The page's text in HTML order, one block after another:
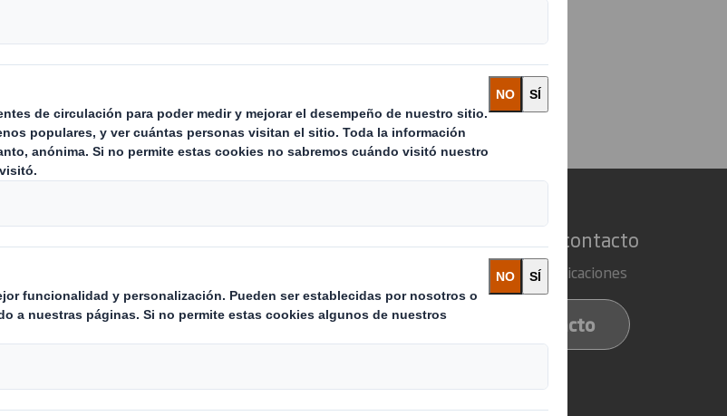
contigo en breve en relación a tu
Quienes somos
Sobre International Paper
Combinación IP + DS Smith
Inversores
Que hacemos
Productos de papel
Servicios de reciclaje
Estar en contacto
Nuestras ubicaciones
Contacto